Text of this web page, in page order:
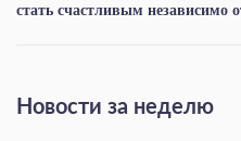
стать счастливым независимо
Новости за неделю